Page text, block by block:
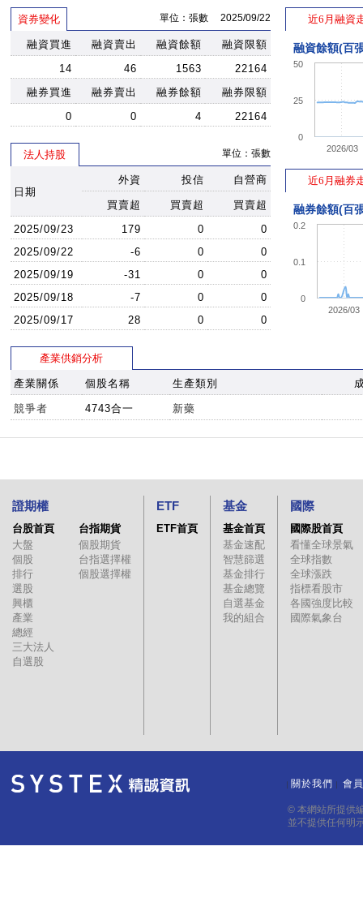
資券變化 單位：張數 2025/09/22
融資買進 融資賣出 融資餘額
融資限額
14
46 1563
22164
融券買進
融券賣出 融券餘額
融券限額
0
0 4 22164
法人持股 單位：張數
日期
外資 投信 自營商
買賣超 買賣超
買賣超
2025/09/23
179 0
0
2025/09/22
-6 0
0
2025/09/19
-31 0
0
2025/09/18
-7 0
0
2025/09/17
28 0 0
近6月融資
融資餘額(百
2026/03
0
25
50
近6月融券
融券餘額(百
2026/03
0
0.1
0.2
產業供銷分析
產業關係 個股名稱 生產類別
競爭者 4743合一 新藥
證期權
台股首頁
大盤
個股
排行
選股
興櫃
產業
總經
三大法人
自選股
台指期貨
個股期貨
台指選擇權
個股選擇權
ETF
ETF首頁
基金
基金首頁
基金速配
智慧篩選
基金排行
基金總覽
自選基金
我的組合
國際
國際股首頁
看懂全球景氣
全球指數
全球漲跌
指標看股市
各國強度比較
國際氣象台
關於我們 會
© 本網站所提供
並不提供任何明